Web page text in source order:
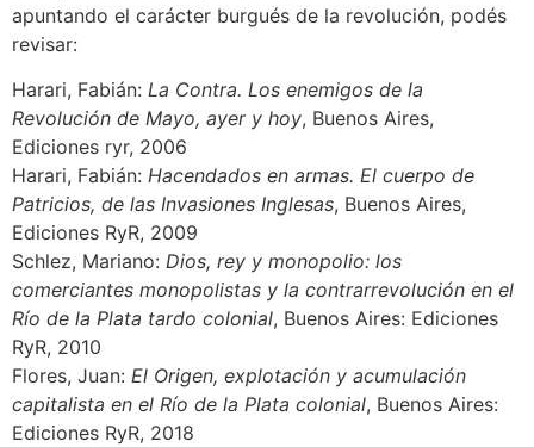
apuntando el carácter burgués de la revolución, podés
revisar:
Harari, Fabián: La Contra. Los enemigos de la
Revolución de Mayo, ayer y hoy, Buenos Aires,
Ediciones ryr, 2006
Harari, Fabián: Hacendados en armas. El cuerpo de
Patricios, de las Invasiones Inglesas, Buenos Aires,
Ediciones RyR, 2009
Schlez, Mariano: Dios, rey y monopolio: los
comerciantes monopolistas y la contrarrevolución en el
Río de la Plata tardo colonial, Buenos Aires: Ediciones
RyR, 2010
Flores, Juan: El Origen, explotación y acumulación
capitalista en el Río de la Plata colonial, Buenos Aires:
Ediciones RyR, 2018